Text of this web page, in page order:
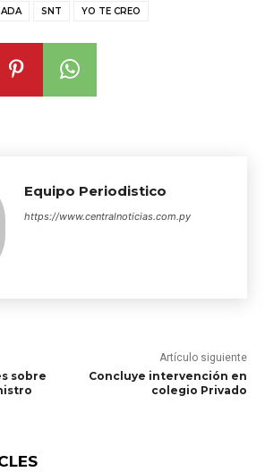
SNT YO TE CREO
Equipo Periodistico
https://www.centralnoticias.com.py
sobre
Artículo siguiente
Concluye intervención en
colegio Privado